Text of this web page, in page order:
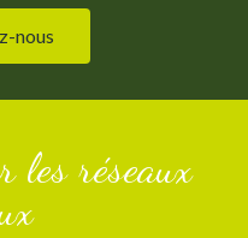
nous
les réseaux